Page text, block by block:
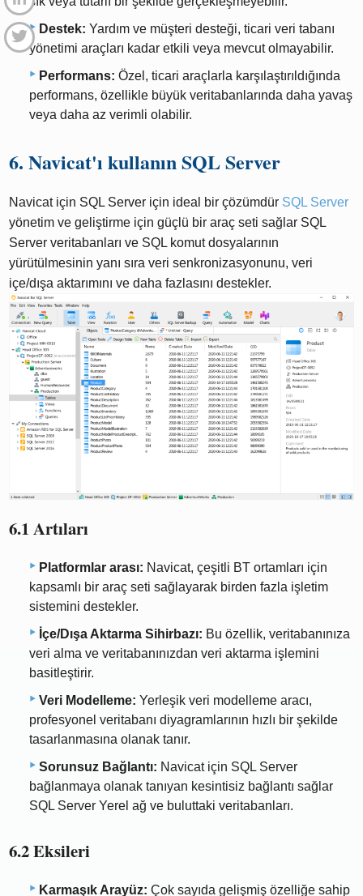
Destek: Yardım ve müşteri desteği, ticari veri tabanı
yönetimi araçları kadar etkili veya mevcut olmayabilir.
Performans: Özel, ticari araçlarla karşılaştırıldığında
performans, özellikle büyük veritabanlarında daha yavaş
veya daha az verimli olabilir.
6. Navicat'ı kullanın SQL Server
Navicat için SQL Server için ideal bir çözümdür SQL Server
yönetim ve geliştirme için güçlü bir araç seti sağlar SQL
Server veritabanları ve SQL komut dosyalarının
yürütülmesinin yanı sıra veri senkronizasyonunu, veri
içe/dışa aktarımını ve daha fazlasını destekler.
6.1 Artıları
Platformlar arası: Navicat, çeşitli BT ortamları için
kapsamlı bir araç seti sağlayarak birden fazla işletim
sistemini destekler.
İçe/Dışa Aktarma Sihirbazı: Bu özellik, veritabanınıza
veri alma ve veritabanınızdan veri aktarma işlemini
basitleştirir.
Veri Modelleme: Yerleşik veri modelleme aracı,
profesyonel veritabanı diyagramlarının hızlı bir şekilde
tasarlanmasına olanak tanır.
Sorunsuz Bağlantı: Navicat için SQL Server
bağlanmaya olanak tanıyan kesintisiz bağlantı sağlar
SQL Server Yerel ağ ve buluttaki veritabanları.
6.2 Eksileri
Karmaşık Arayüz: Çok sayıda gelişmiş özelliğe sahip